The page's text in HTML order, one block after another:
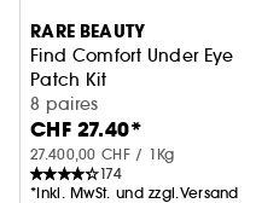
RARE BEAUTY
Find Comfort Under Eye
Patch Kit
Feuchtigkeitsspendende
8 paires
CHF 27.40*
27.400,00 CHF / 1Kg
174
*Inkl. MwSt. und zzgl.Versand